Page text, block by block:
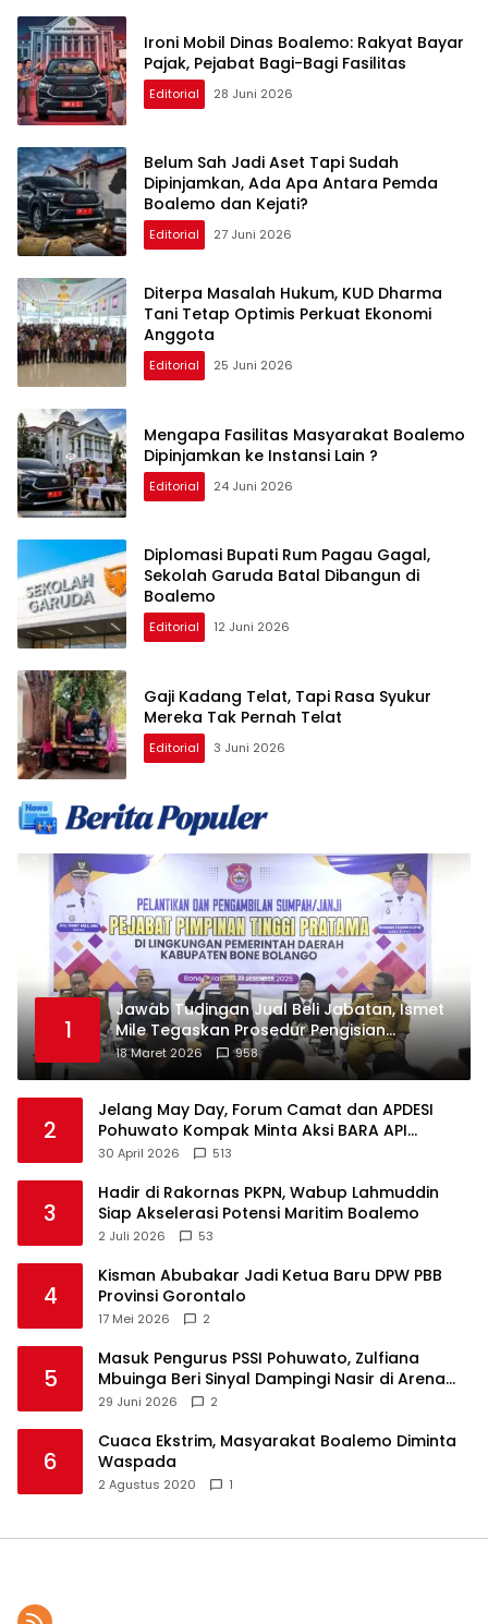
Ironi Mobil Dinas Boalemo: Rakyat Bayar
Pajak, Pejabat Bagi-Bagi Fasilitas
Editorial 28 Juni 2026
Belum Sah Jadi Aset Tapi Sudah
Dipinjamkan, Ada Apa Antara Pemda
Boalemo dan Kejati?
Editorial 27 Juni 2026
Diterpa Masalah Hukum, KUD Dharma
Tani Tetap Optimis Perkuat Ekonomi
Anggota
Editorial 25 Juni 2026
Mengapa Fasilitas Masyarakat Boalemo
Dipinjamkan ke Instansi Lain ?
Editorial 24 Juni 2026
Diplomasi Bupati Rum Pagau Gagal,
Sekolah Garuda Batal Dibangun di
Boalemo
Editorial 12 Juni 2026
Gaji Kadang Telat, Tapi Rasa Syukur
Mereka Tak Pernah Telat
Editorial 3 Juni 2026
1
Jawab Tudingan Jual Beli Jabatan, Ismet
Mile Tegaskan Prosedur Pengisian
Jabatan
18 Maret 2026 958
2
Jelang May Day, Forum Camat dan APDESI
Pohuwato Kompak Minta Aksi BARA API
Ditunda
30 April 2026 513
3
Hadir di Rakornas PKPN, Wabup Lahmuddin
Siap Akselerasi Potensi Maritim Boalemo
2 Juli 2026 53
4
Kisman Abubakar Jadi Ketua Baru DPW PBB
Provinsi Gorontalo
17 Mei 2026 2
5
Masuk Pengurus PSSI Pohuwato, Zulfiana
Mbuinga Beri Sinyal Dampingi Nasir di Arena
Politik ?
29 Juni 2026 2
6
Cuaca Ekstrim, Masyarakat Boalemo Diminta
Waspada
2 Agustus 2020 1